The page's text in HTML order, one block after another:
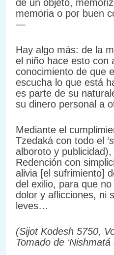
de un objeto,
memoria o por buen
—
Hay algo más: de la
el niño hace esto con
conocimiento de que
escucha lo que está
es parte de su
su dinero personal a
Mediante el
Tzedaká con todo el ‘
alboroto y
Redención con
alivia [el sufrimiento]
del exilio, para que
dolor y aflicciones, ni
leves…
(Sijot Kodesh 5750,
Tomado de ‘Nishmatá